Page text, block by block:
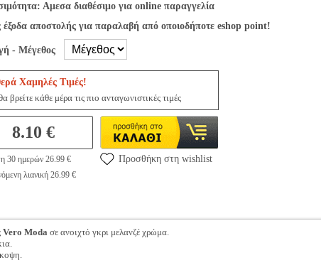
Αμεσα διαθέσιμο για online παραγγελία
έξοδα αποστολής για παραλαβή από οποιοδήποτε eshop point!
- Μέγεθος
Χαμηλές Τιμές!
βρείτε κάθε μέρα τις πιο ανταγωνιστικές τιμές
8.10 €
30 ημερών 26.99 €
λιανική 26.99 €
Προσθήκη στη wishlist
Vero Moda σε ανοιχτό γκρι μελανζέ χρώμα.